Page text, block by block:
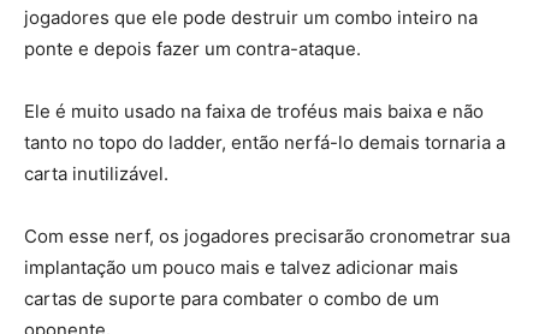
jogadores que ele pode destruir um combo inteiro na
ponte e depois fazer um contra-ataque.
Ele é muito usado na faixa de troféus mais baixa e não
tanto no topo do ladder, então nerfá-lo demais tornaria a
carta inutilizável.
Com esse nerf, os jogadores precisarão cronometrar sua
implantação um pouco mais e talvez adicionar mais
cartas de suporte para combater o combo de um